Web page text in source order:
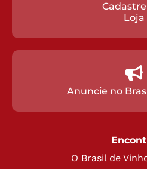
Loja
Anuncie no
O Brasil de